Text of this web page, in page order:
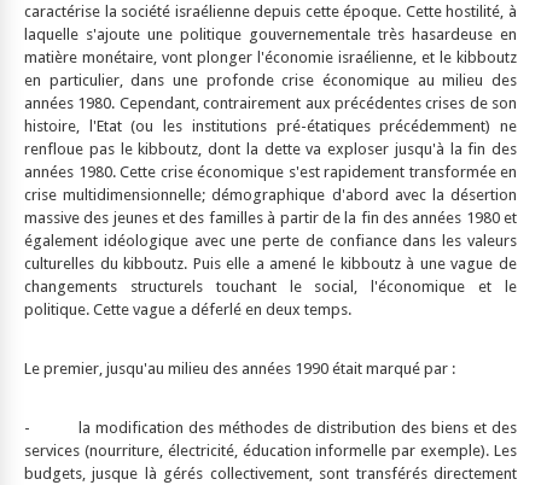
caractérise la société israélienne depuis cette époque. Cette hostilité, à
laquelle s'ajoute une politique gouvernementale très hasardeuse en
matière monétaire, vont plonger l'économie israélienne, et le kibboutz
en particulier, dans une profonde crise économique au milieu des
années 1980. Cependant, contrairement aux précédentes crises de son
histoire, l'Etat (ou les institutions pré-étatiques précédemment) ne
renfloue pas le kibboutz, dont la dette va exploser jusqu'à la fin des
années 1980. Cette crise économique s'est rapidement transformée en
crise multidimensionnelle; démographique d'abord avec la désertion
massive des jeunes et des familles à partir de la fin des années 1980 et
également idéologique avec une perte de confiance dans les valeurs
culturelles du kibboutz. Puis elle a amené le kibboutz à une vague de
changements structurels touchant le social, l'économique et le
politique. Cette vague a déferlé en deux temps.
Le premier, jusqu'au milieu des années 1990 était marqué par :
- la modification des méthodes de distribution des biens et des
services (nourriture, électricité, éducation informelle par exemple). Les
budgets, jusque là gérés collectivement, sont transférés directement